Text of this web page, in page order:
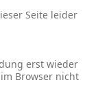
Seite leider
erst wieder
Browser nicht